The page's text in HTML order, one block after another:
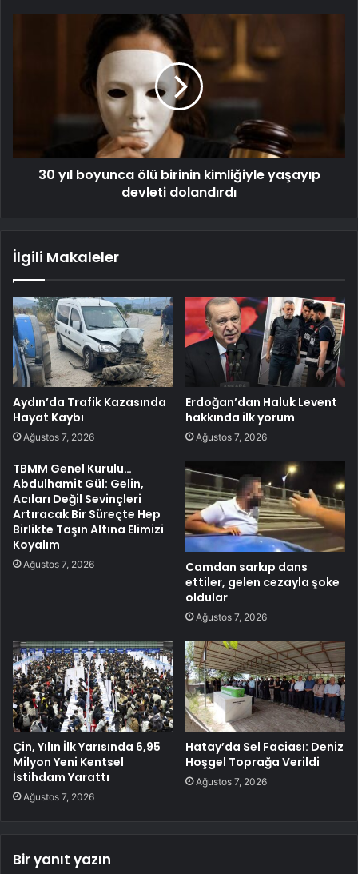
30 yıl boyunca ölü birinin kimliğiyle yaşayıp
devleti dolandırdı
İlgili Makaleler
Aydın’da Trafik Kazasında
Hayat Kaybı
Ağustos 7, 2026
Erdoğan’dan Haluk Levent
hakkında ilk yorum
Ağustos 7, 2026
TBMM Genel Kurulu…
Abdulhamit Gül: Gelin,
Acıları Değil Sevinçleri
Artıracak Bir Süreçte Hep
Birlikte Taşın Altına Elimizi
Koyalım
Ağustos 7, 2026
Camdan sarkıp dans
ettiler, gelen cezayla şoke
oldular
Ağustos 7, 2026
Çin, Yılın İlk Yarısında 6,95
Milyon Yeni Kentsel
İstihdam Yarattı
Ağustos 7, 2026
Hatay’da Sel Faciası: Deniz
Hoşgel Toprağa Verildi
Ağustos 7, 2026
Bir yanıt yazın